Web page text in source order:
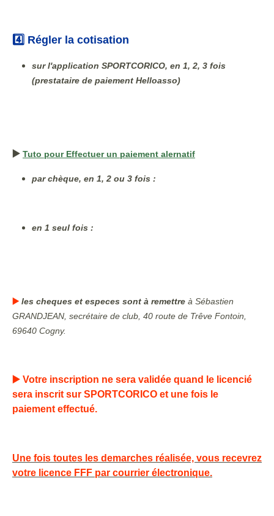
4️⃣ Régler la cotisation
sur l'application SPORTCORICO, en 1, 2, 3 fois
(prestataire de paiement Helloasso)
▶️ Tuto pour Effectuer un paiement alernatif
par chèque, en 1, 2 ou 3 fois :
en 1 seul fois :
▶️ les cheques et especes sont à remettre à Sébastien
GRANDJEAN, secrétaire de club, 40 route de Trêve Fontoin,
69640 Cogny.
▶️ Votre inscription ne sera validée quand le licencié
sera inscrit sur SPORTCORICO et une fois le
paiement effectué.
Une fois toutes les demarches réalisée, vous recevrez
votre licence FFF par courrier électronique.